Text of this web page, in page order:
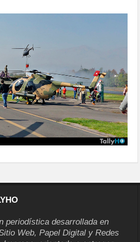
periodística desarrollada en
Web, Papel Digital y Redes